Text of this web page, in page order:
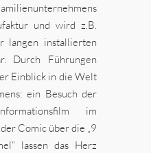
und wird z.B.
langen installierten
Durch Führungen
Einblick in die Welt
ein Besuch der
im
Comic über die „9
lassen das Herz